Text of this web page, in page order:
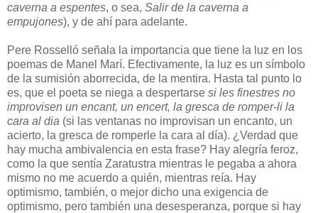
caverna a espentes, o sea, Salir de la caverna a
empujones), y de ahí para adelante.
Pere Rosselló señala la importancia que tiene la luz en los
poemas de Manel Marí. Efectivamente, la luz es un símbolo
de la sumisión aborrecida, de la mentira. Hasta tal punto lo
es, que el poeta se niega a despertarse si les finestres no
improvisen un encant, un encert, la gresca de romper-li la
cara al dia (si las ventanas no improvisan un encanto, un
acierto, la gresca de romperle la cara al día). ¿Verdad que
hay mucha ambivalencia en esta frase? Hay alegría feroz,
como la que sentía Zaratustra mientras le pegaba a ahora
mismo no me acuerdo a quién, mientras reía. Hay
optimismo, también, o mejor dicho una exigencia de
optimismo, pero también una desesperanza, porque si hay